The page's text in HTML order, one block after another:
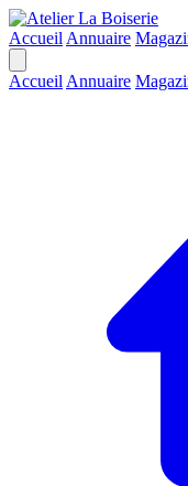
Accueil Annuaire
Accueil Annuaire